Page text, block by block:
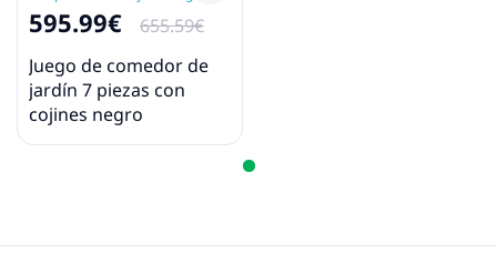
595.99€
655.59€
Juego de comedor de
jardín 7 piezas con
cojines negro